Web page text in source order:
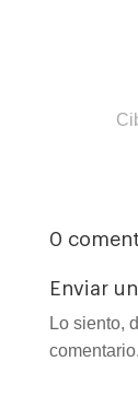
0
Enviar
Lo siento,
comentario.